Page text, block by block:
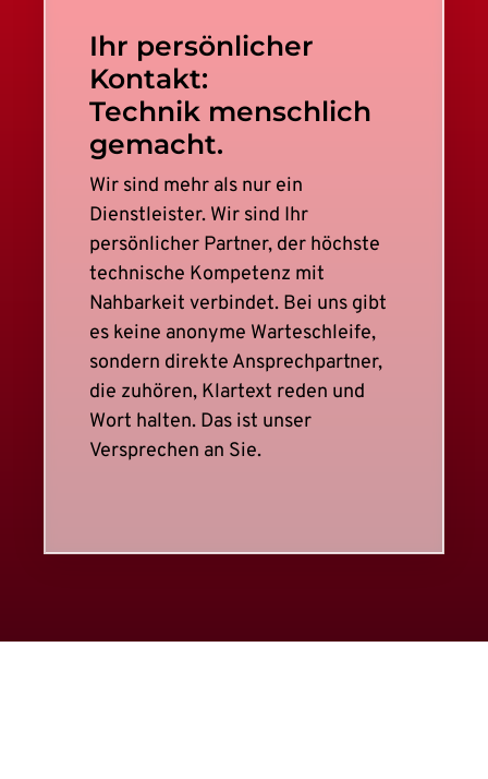
Ihr persönlicher
Kontakt:
Technik menschlich
gemacht.
Wir sind mehr als nur ein
Dienstleister. Wir sind Ihr
persönlicher Partner, der höchste
technische Kompetenz mit
Nahbarkeit verbindet. Bei uns gibt
es keine anonyme Warteschleife,
sondern direkte Ansprechpartner,
die zuhören, Klartext reden und
Wort halten. Das ist unser
Versprechen an Sie.